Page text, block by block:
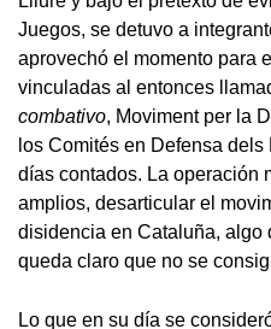
Juegos, se detuvo a
aprovechó el momento para
vinculadas al entonces
combativo, Moviment per la
los Comités en Defensa
días contados. La operación
amplios, desarticular el
disidencia en Cataluña, algo
queda claro que no se
Lo que en su día se